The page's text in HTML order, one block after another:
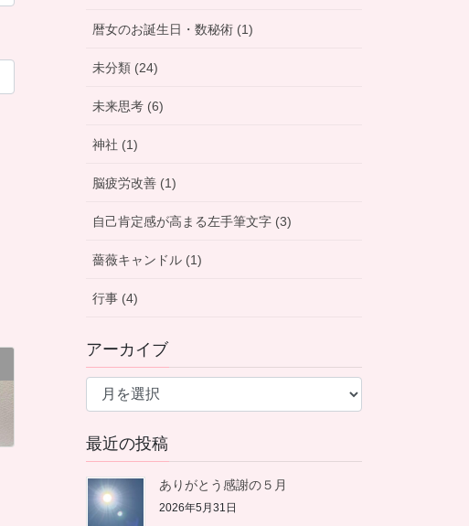
暦女のお誕生日・数秘術 (1)
未分類 (24)
未来思考 (6)
神社 (1)
脳疲労改善 (1)
自己肯定感が高まる左手筆文字 (3)
薔薇キャンドル (1)
行事 (4)
アーカイブ
ア
イ
ブ
最近の投稿
ありがとう感謝の５月
2026年5月31日